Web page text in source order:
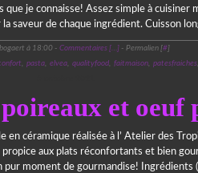
je connaisse! Assez simple à cuisiner
saveur de chaque ingrédient. Cuisson
à 18:00 - Commentaires […]- Permalien [#]
, pasta, elvea, qualityfood, faitmaison, patesfraiches,
et oeuf
en céramique réalisée à l’ Atelier des
propice aux plats réconfortants et bien
pur moment de gourmandise! Ingrédients